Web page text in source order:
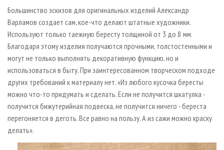
Большинство эскизов для оригинальных изделий Александр
Варламов создает сам, кое-что делают штатные художники.
Используют только таежную бересту толщиной от 3 до 8 мм.
Благодаря этому изделия получаются прочными, толстостенными и
могут не только выполнять декоративную функцию, но и
использоваться в быту. При заинтересованном творческом подходе
других требований к материалу нет. «Из любого кусочка бересты
можно что-то придумать и сделать. Если не получится шкатулка -
получится бижутерийная подвеска, не получится ничего - береста
перегоняется в деготь. Все равно на пользу. А из сажи можно краску
делать».